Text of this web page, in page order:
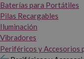
Baterías para Portátiles
Pilas Recargables
Iluminación
Vibradores
Periféricos y Accesorios